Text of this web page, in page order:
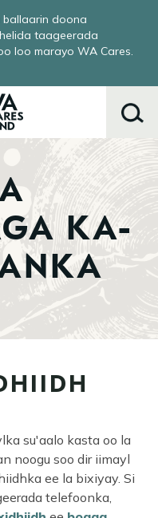
ballaarin doona
taageerada
loo marayo WA Cares.
KA-
su'aalo kasta oo la
noogu soo dir iimayl
ee la bixiyay. Si
telefoonka,